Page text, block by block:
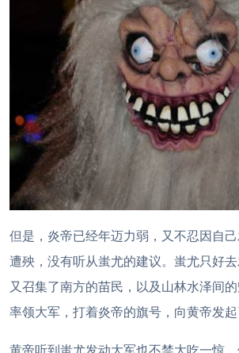
但是，炎帝已经年迈力弱，又不忍因自
遭殃，没有听从蚩尤的建议。蚩尤只好去
又召集了南方的苗民，以及山林水泽间
率领大军，打着炎帝的旗号，向黄帝发起